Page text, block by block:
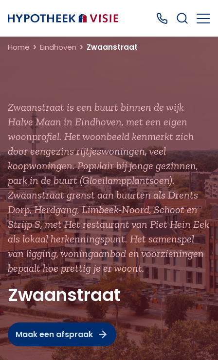
Terug naar home Bel ons: 0499
Home Eindhoven Zwaanstraat
Zwaanstraat is een buurt binnen de wijk
Halve Maan in Eindhoven, met een eigen
woonprofiel. Het woonbeeld kenmerkt zich
door eengezins rijtjeswoningen, veel
koopwoningen. Populair bij jonge gezinnen,
park in de buurt (Gloeilampplantsoen).
Zwaanstraat grenst aan buurten als Drents
Dorp, Herdgang, Limbeek-Noord, Schoot en
Strijp S, met Het restaurant van Piet Hein Eek
als lokaal herkenningspunt. Het samenspel
van ligging, woningaanbod en voorzieningen
bepaalt hoe prettig je er woont.
Zwaanstraat
Maak een afspraak